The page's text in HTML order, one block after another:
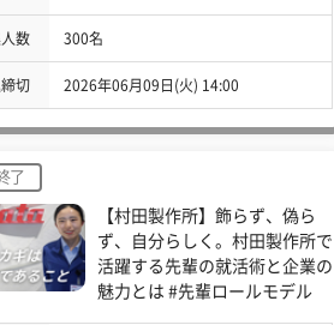
数 300名
切 2026年06月09日(火) 14:00
了
【村田製作所】飾らず、偽ら
ず、自分らしく。村田製作所で
活躍する先輩の就活術と企業の
魅力とは #先輩ロールモデル